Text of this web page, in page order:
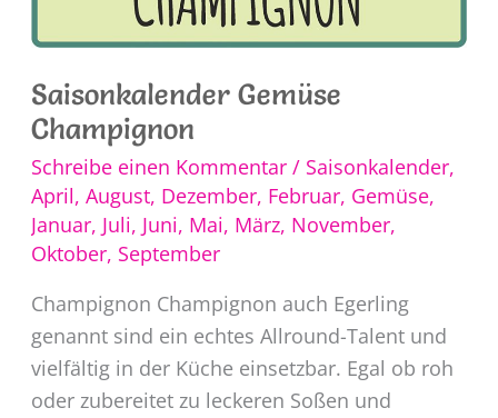
Saisonkalender Gemüse
Champignon
Schreibe einen Kommentar / Saisonkalender,
April, August, Dezember, Februar, Gemüse,
Januar, Juli, Juni, Mai, März, November,
Oktober, September
Champignon Champignon auch Egerling
genannt sind ein echtes Allround-Talent und
vielfältig in der Küche einsetzbar. Egal ob roh
oder zubereitet zu leckeren Soßen und